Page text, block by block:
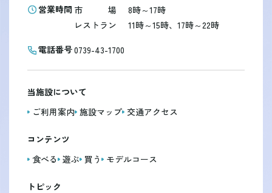
営業時間 市 場
8時～17時
レストラン
11時～15時、17時～22時
電話番号0739-43-1700
当施設について
ご利用案内 施設マップ 交通アクセス
コンテンツ
食べる 遊ぶ 買う モデルコース
トピック